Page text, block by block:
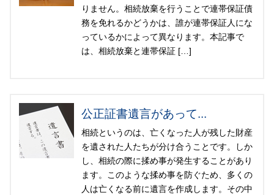
りません。相続放棄を行うことで連帯保証債
務を免れるかどうかは、誰が連帯保証人にな
っているかによって異なります。本記事で
は、相続放棄と連帯保証 […]
公正証書遺言があって...
相続というのは、亡くなった人が残した財産
を遺された人たちが分け合うことです。しか
し、相続の際に揉め事が発生することがあり
ます。このような揉め事を防ぐため、多くの
人は亡くなる前に遺言を作成します。その中